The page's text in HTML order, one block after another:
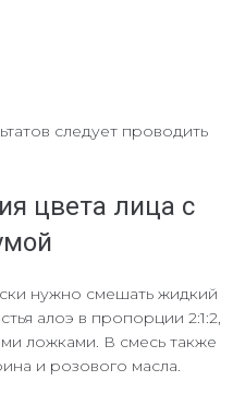
следует проводить
цвета лица с
нужно смешать жидкий
алоэ в пропорции 2:1:2,
ложками. В смесь также
и розового масла.